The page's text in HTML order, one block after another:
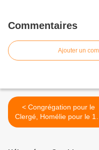
Commentaires
Ajouter un
< Congrégation pour le
Clergé, Homélie pour le 1er
Dimanche du Carême A